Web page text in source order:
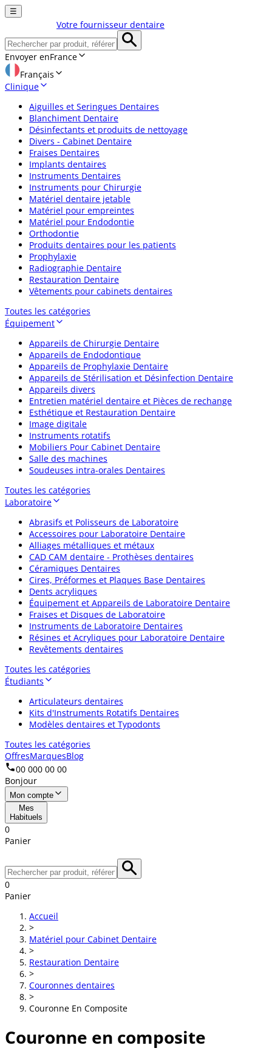
☰
Votre fournisseur dentaire
Envoyer enFrance
Français
Clinique
Aiguilles et Seringues Dentaires
Blanchiment Dentaire
Désinfectants et produits de nettoyage
Divers - Cabinet Dentaire
Fraises Dentaires
Implants dentaires
Instruments Dentaires
Instruments pour Chirurgie
Matériel dentaire jetable
Matériel pour empreintes
Matériel pour Endodontie
Orthodontie
Produits dentaires pour les patients
Prophylaxie
Radiographie Dentaire
Restauration Dentaire
Vêtements pour cabinets dentaires
Toutes les catégories
Équipement
Appareils de Chirurgie Dentaire
Appareils de Endodontique
Appareils de Prophylaxie Dentaire
Appareils de Stérilisation et Désinfection Dentaire
Appareils divers
Entretien matériel dentaire et Pièces de rechange
Esthétique et Restauration Dentaire
Image digitale
Instruments rotatifs
Mobiliers Pour Cabinet Dentaire
Salle des machines
Soudeuses intra-orales Dentaires
Toutes les catégories
Laboratoire
Abrasifs et Polisseurs de Laboratoire
Accessoires pour Laboratoire Dentaire
Alliages métalliques et métaux
CAD CAM dentaire - Prothèses dentaires
Céramiques Dentaires
Cires, Préformes et Plaques Base Dentaires
Dents acryliques
Équipement et Appareils de Laboratoire Dentaire
Fraises et Disques de Laboratoire
Instruments de Laboratoire Dentaires
Résines et Acryliques pour Laboratoire Dentaire
Revêtements dentaires
Toutes les catégories
Étudiants
Articulateurs dentaires
Kits d'Instruments Rotatifs Dentaires
Modèles dentaires et Typodonts
Toutes les catégories
OffresMarquesBlog
00 000 00 00
Bonjour
Mon compte
Mes
Habituels
0
Panier
0
Panier
Accueil
>
Matériel pour Cabinet Dentaire
>
Restauration Dentaire
>
Couronnes dentaires
>
Couronne En Composite
Couronne en composite